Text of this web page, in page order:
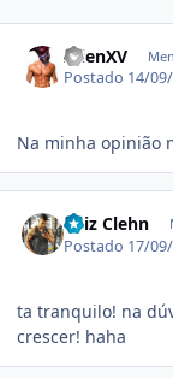
AlienXV
Postado 14/
Na minha opinião
Luiz Clehn
Postado 17/
ta tranquilo! na
crescer! haha